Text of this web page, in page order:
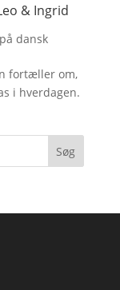
& Ingrid
dansk
fortæller om,
i hverdagen.